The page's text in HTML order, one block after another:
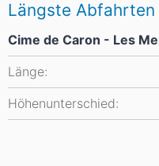
Längste Abfahrten
Cime de Caron - Les
Länge:
Höhenunterschied: